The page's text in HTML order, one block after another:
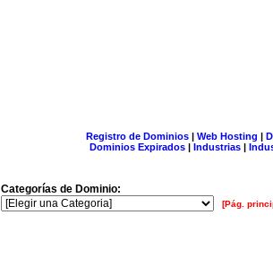
Registro de Dominios| Web Hosting |
Dominios Expirados | Industrias |
Categorías de Dominio:
[Pág.